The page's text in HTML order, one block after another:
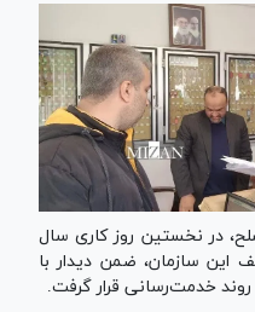
در نخستین روز کاری سال
این سازمان، ضمن دیدار با
روند خدمت‌رسانی قرار گرفت.